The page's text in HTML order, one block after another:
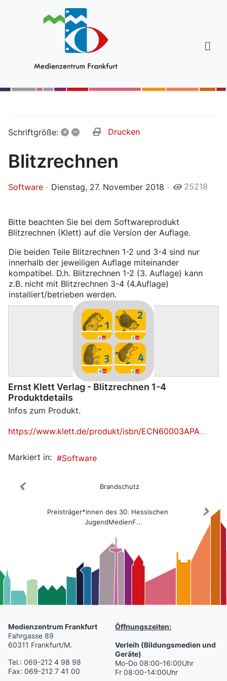
Schriftgröße: + – Drucken
Blitzrechnen
Software Dienstag, 27. November 2018 25218
Bitte beachten Sie bei dem Softwareprodukt
Blitzrechnen (Klett) auf die Version der Auflage.
Die beiden Teile Blitzrechnen 1-2 und 3-4 sind nur
innerhalb der jeweiligen Auflage miteinander
kompatibel. D.h. Blitzrechnen 1-2 (3. Auflage) kann
z.B. nicht mit Blitzrechnen 3-4 (4.Auflage)
installiert/betrieben werden.
Ernst Klett Verlag - Blitzrechnen 1-4
Produktdetails
Infos zum Produkt.
https://www.klett.de/produkt/isbn/ECN60003APA99
Markiert in: Software
Brandschutz
Preisträger*innen des 30. Hessischen
JugendMedienF...
Medienzentrum Frankfurt
Fahrgasse 89
60311 Frankfurt/M.
Tel.: 069-212 4 98 98
Fax: 069-212 7 41 00
Öffnungszeiten:
Verleih (Bildungsmedien und
Geräte)
Mo-Do 08:00-16:00Uhr
Fr 08:00-14:00Uhr